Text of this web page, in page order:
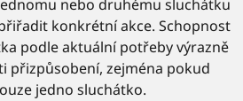
nebo druhému sluchátku
konkrétní akce. Schopnost
podle aktuální potřeby výrazně
přizpůsobení, zejména pokud
jedno sluchátko.